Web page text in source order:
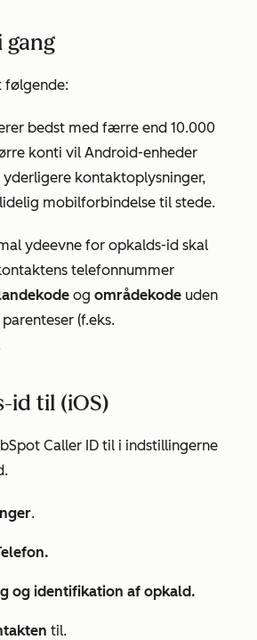
gang
følgende:
bedst med færre end 10.000
konti vil Android-enheder
kontaktoplysninger,
mobilforbindelse til stede.
ydeevne for opkalds-id skal
telefonnummer
og områdekode uden
(f.eks.
id til (iOS)
Caller ID til i indstillingerne
.
og identifikation af opkald.
til.